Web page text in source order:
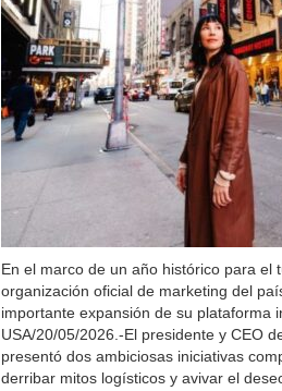
En el marco de un año histórico para el
organización oficial de marketing del
importante expansión de su plataforma
USA/20/05/2026.-El presidente y CEO
presentó dos ambiciosas iniciativas
derribar mitos logísticos y avivar el